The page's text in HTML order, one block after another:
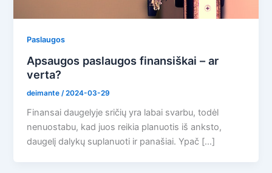
Paslaugos
Apsaugos paslaugos finansiškai – ar
verta?
deimante /2024-03-29
Finansai daugelyje sričių yra labai svarbu, todėl
nenuostabu, kad juos reikia planuotis iš anksto,
daugelį dalykų suplanuoti ir panašiai. Ypač […]